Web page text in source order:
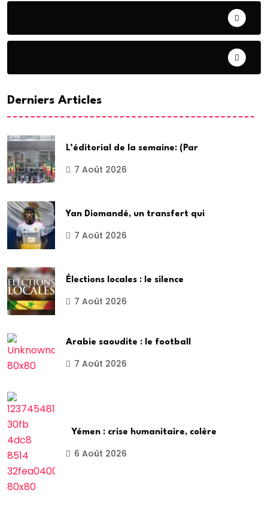
Derniers Articles
L’éditorial de la semaine: (Par
7 Août 2026
Yan Diomandé, un transfert qui
7 Août 2026
Élections locales : le silence
7 Août 2026
Arabie saoudite : le football
7 Août 2026
Yémen : crise humanitaire, colère
6 Août 2026